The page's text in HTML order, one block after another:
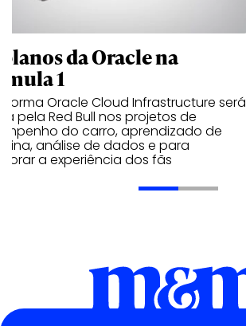
da Oracle na
1
Oracle Cloud Infrastructure será
pela Red Bull nos projetos de
do carro, aprendizado de
análise de dados e para
a experiência dos fãs